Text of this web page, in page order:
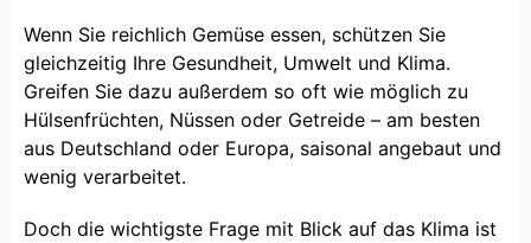
Wenn Sie reichlich Gemüse essen, schützen Sie
gleichzeitig Ihre Gesundheit, Umwelt und Klima.
Greifen Sie dazu außerdem so oft wie möglich zu
Hülsenfrüchten, Nüssen oder Getreide – am besten
aus Deutschland oder Europa, saisonal angebaut und
wenig verarbeitet.
Doch die wichtigste Frage mit Blick auf das Klima ist